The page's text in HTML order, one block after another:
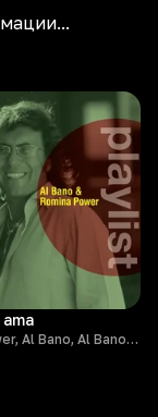
Romina Power, Al Bano, Al Bano & Romina Power